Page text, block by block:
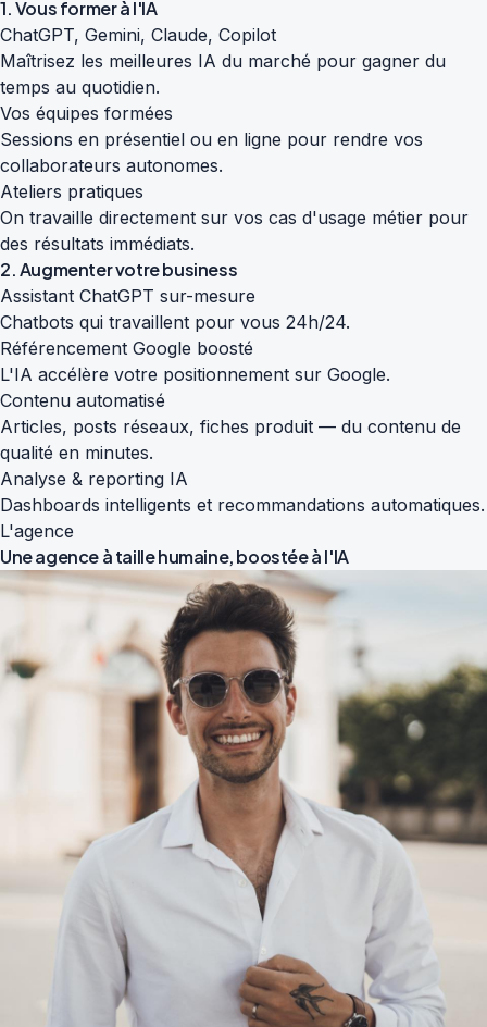
1. Vous former à l'IA
ChatGPT, Gemini, Claude, Copilot
Maîtrisez les meilleures IA du marché pour gagner du
temps au quotidien.
Vos équipes formées
Sessions en présentiel ou en ligne pour rendre vos
collaborateurs autonomes.
Ateliers pratiques
On travaille directement sur vos cas d'usage métier pour
des résultats immédiats.
2. Augmenter votre business
Assistant ChatGPT sur-mesure
Chatbots qui travaillent pour vous 24h/24.
Référencement Google boosté
L'IA accélère votre positionnement sur Google.
Contenu automatisé
Articles, posts réseaux, fiches produit — du contenu de
qualité en minutes.
Analyse & reporting IA
Dashboards intelligents et recommandations automatiques.
L'agence
Une agence à taille humaine,boostée à l'IA